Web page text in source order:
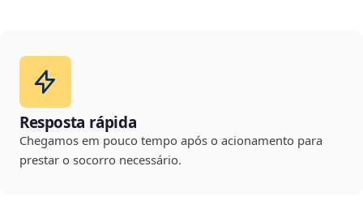
Resposta rápida
Chegamos em pouco tempo após o acionamento para
prestar o socorro necessário.